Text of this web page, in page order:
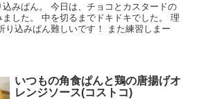
みぱん。 今日は、チョコとカスタードの
した。 中を切るまでドキドキでした。 理
り込みぱん難しいです！ また練習しまー
いつもの角食ぱんと鶏の唐揚げオ
レンジソース(コストコ)